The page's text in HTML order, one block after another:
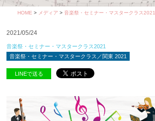
HOME > メディア > 音楽祭・セミナー・マスタークラス2021
2021/05/24
音楽祭・セミナー・マスタークラス2021
音楽祭・セミナー・マスタークラス／関東 2021
LINEで送る